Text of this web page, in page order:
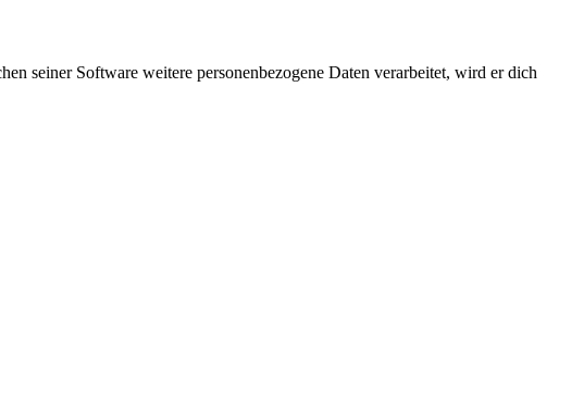
seiner Software weitere personenbezogene Daten verarbeitet, wird er dich